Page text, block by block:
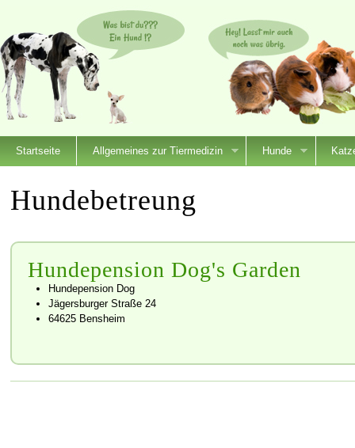
Startseite Allgemeines zur Tiermedizin Hunde
Hundebetreung
Hundepension Dog's Garden
Hundepension Dog
Jägersburger Straße 24
64625 Bensheim